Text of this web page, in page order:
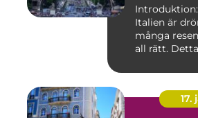
Italien är
många
all rätt.
17.